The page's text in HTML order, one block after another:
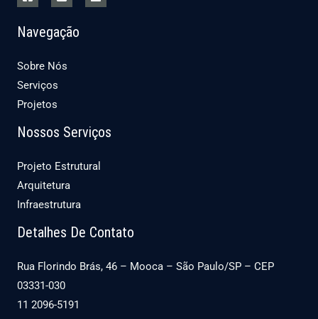
Navegação
Sobre Nós
Serviços
Projetos
Nossos Serviços
Projeto Estrutural
Arquitetura
Infraestrutura
Detalhes De Contato
Rua Florindo Brás, 46 – Mooca – São Paulo/SP – CEP
03331-030
11 2096-5191